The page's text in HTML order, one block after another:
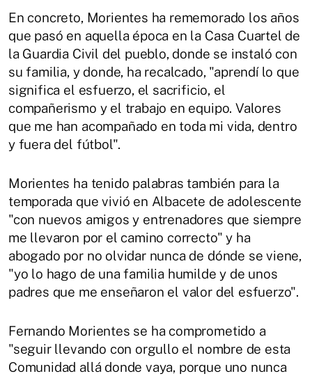
En concreto, Morientes ha rememorado los años
que pasó en aquella época en la Casa Cuartel de
la Guardia Civil del pueblo, donde se instaló con
su familia, y donde, ha recalcado, "aprendí lo que
significa el esfuerzo, el sacrificio, el
compañerismo y el trabajo en equipo. Valores
que me han acompañado en toda mi vida, dentro
y fuera del fútbol".
Morientes ha tenido palabras también para la
temporada que vivió en Albacete de adolescente
"con nuevos amigos y entrenadores que siempre
me llevaron por el camino correcto" y ha
abogado por no olvidar nunca de dónde se viene,
"yo lo hago de una familia humilde y de unos
padres que me enseñaron el valor del esfuerzo".
Fernando Morientes se ha comprometido a
"seguir llevando con orgullo el nombre de esta
Comunidad allá donde vaya, porque uno nunca